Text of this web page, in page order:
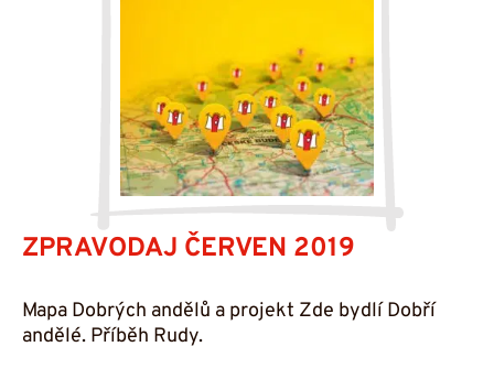
ZPRAVODAJ ČERVEN 2019
Mapa Dobrých andělů a projekt Zde bydlí Dobří
andělé. Příběh Rudy.